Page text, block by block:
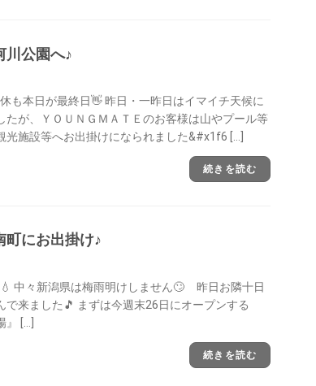
川公園へ♪
も本日が最終日👋 昨日・一昨日はイマイチ天候に
たが、ＹＯＵＮＧＭＡＴＥのお客様は山やプール等
光施設等へお出掛けになられました&#x1f6 […]
続きを読む
町にお出掛け♪
中々新潟県は梅雨明けしません🙄 昨日お隣十日
で来ました🎵 まずは今週末26日にオープンする
』 […]
続きを読む